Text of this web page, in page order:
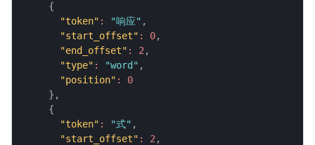
{
"token" : "响应" ,
"start_offset" : 0,
"end_offset" : 2 ,
"type" : "word" ,
"position" :
0
} ,
{
"token" : "式" ,
"start_offset" : 2 ,